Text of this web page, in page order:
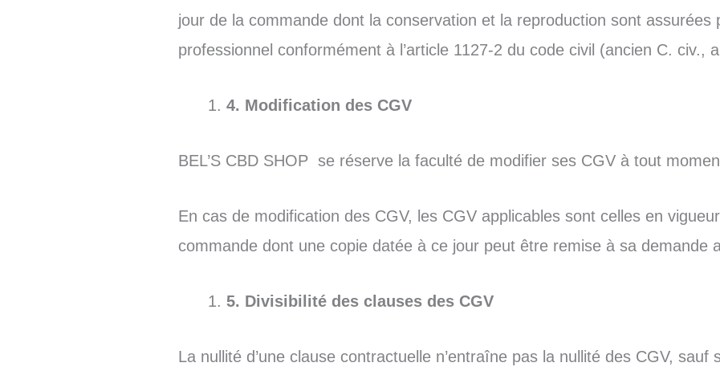
jour de la commande dont la conservation et la reproduction sont assurées
professionnel conformément à l’article 1127-2 du code civil (ancien C. civ.,
4. Modification des CGV
BEL’S CBD SHOP se réserve la faculté de modifier ses CGV à tout
En cas de modification des CGV, les CGV applicables sont celles en
commande dont une copie datée à ce jour peut être remise à sa demande
5. Divisibilité des clauses des CGV
La nullité d’une clause contractuelle n’entraîne pas la nullité des CGV, sauf